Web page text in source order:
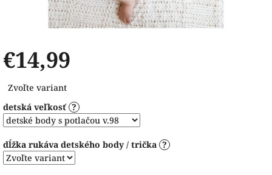
€14,99
cena:
Zvoľte variant
detská veľkosť ?
dĺžka rukáva detského body / trička ?